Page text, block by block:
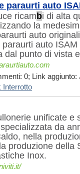
paraurti auto
ricam bi di alta
la
auto
paraurti auto
dal punto di vista
0; Link aggiunto:
Interrotto
unificate e
da
nella
produzione della
Inox.